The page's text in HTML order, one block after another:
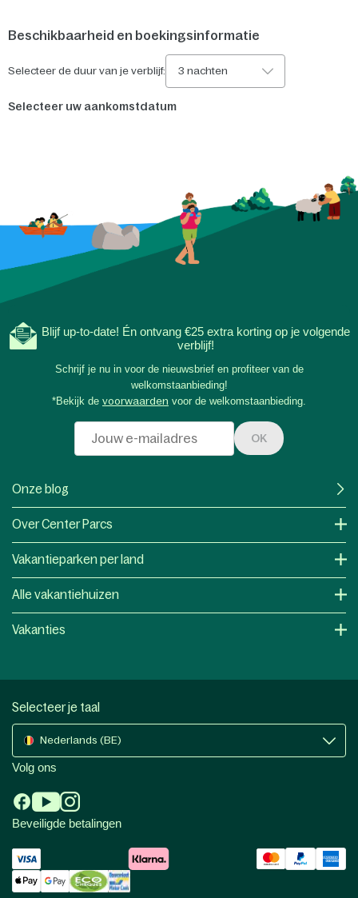
Beschikbaarheid en boekingsinformatie
Selecteer de duur van je verblijf: 3 nachten
Selecteer uw aankomstdatum
Blijf up-to-date! Én ontvang €25 extra korting op je volgende
verblijf!
Schrijf je nu in voor de nieuwsbrief en profiteer van de
welkomstaanbieding!
*Bekijk de voorwaarden voor de welkomstaanbieding.
OK
Onze blog
Over Center Parcs
Vakantieparken per land
Alle vakantiehuizen
Vakanties
Selecteer je taal
Nederlands (BE)
Volg ons
Beveiligde betalingen